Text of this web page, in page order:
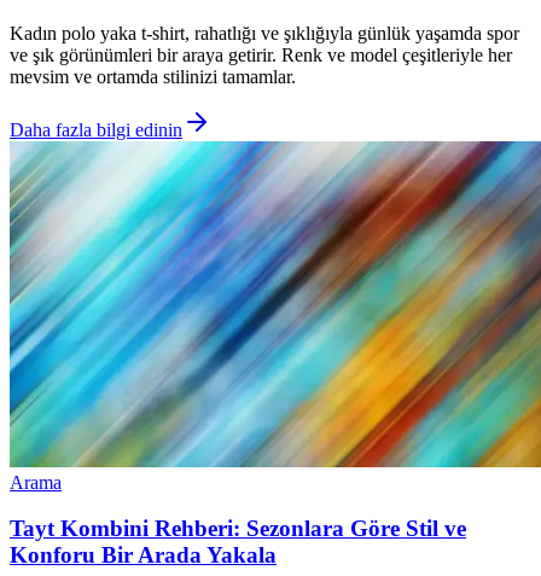
Kadın polo yaka t-shirt, rahatlığı ve şıklığıyla günlük yaşamda spor
ve şık görünümleri bir araya getirir. Renk ve model çeşitleriyle her
mevsim ve ortamda stilinizi tamamlar.
Daha fazla bilgi edinin
Arama
Tayt Kombini Rehberi: Sezonlara Göre Stil ve
Konforu Bir Arada Yakala